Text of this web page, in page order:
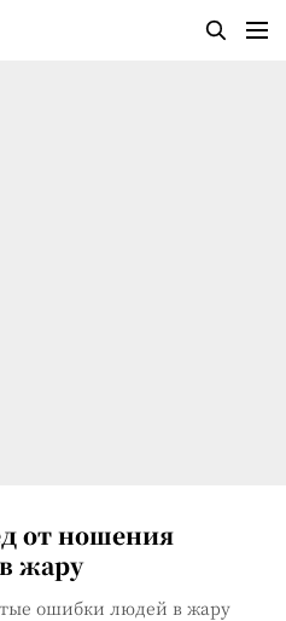
от ношения
жару
ошибки людей в жару